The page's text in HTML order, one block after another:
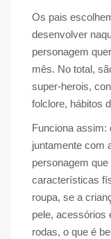
Os pais
desenvolver
personagem
mês. No total,
super-herois,
folclore, hábitos
Funciona assim:
juntamente com
personagem
características
roupa, se a
pele, acessórios
rodas, o que é